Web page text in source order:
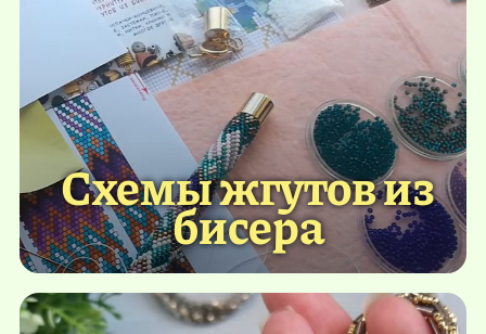
Схемы жгутов из
бисера